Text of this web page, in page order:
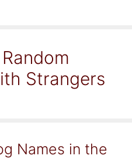
Strangers
Names in the